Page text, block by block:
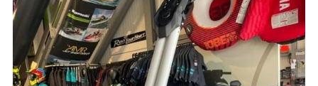
🆕Rachat & Dépôt vente
🆕Cote Argus